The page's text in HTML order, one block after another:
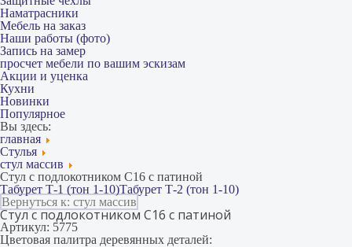
Наматрасники
Мебель на заказ
Наши работы (фото)
Запись на замер
просчет мебели по вашим эскизам
Акции и уценка
Кухни
Новинки
Популярное
Вы здесь:
главная
Стулья
стул массив
Стул с подлокотником С16 с патиной
Табурет Т-1 (тон 1-10)Табурет Т-2 (тон 1-10)
Вернуться к: стул массив
Стул с подлокотником С16 с патиной
Артикул: 5775
Цветовая палитра деревянных деталей: